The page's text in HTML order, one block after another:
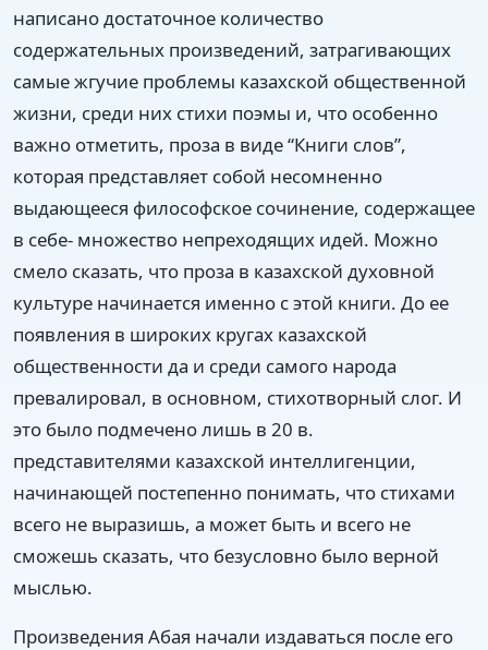
написано достаточное количество
содержательных произведений, затрагивающих
самые жгучие проблемы казахской общественной
жизни, среди них стихи поэмы и, что особенно
важно отметить, проза в виде “Книги слов”,
которая представляет собой несомненно
выдающееся философское сочинение, содержащее
в себе- множество непреходящих идей. Можно
смело сказать, что проза в казахской духовной
культуре начинается именно с этой книги. До ее
появления в широких кругах казахской
общественности да и среди самого народа
превалировал, в основном, стихотворный слог. И
это было подмечено лишь в 20 в.
представителями казахской интеллигенции,
начинающей постепенно понимать, что стихами
всего не выразишь, а может быть и всего не
сможешь сказать, что безусловно было верной
мыслью.
Произведения Абая начали издаваться после его